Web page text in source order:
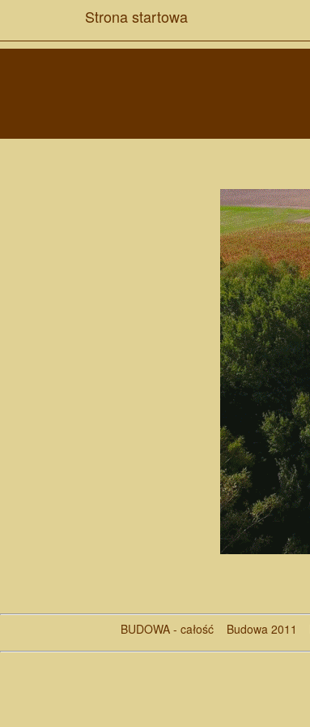
Strona startowa
BUDOWA - całość Budowa 2011